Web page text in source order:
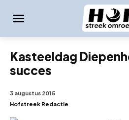
Kasteeldag
succes
3 augustus 2015
Hofstreek Redactie